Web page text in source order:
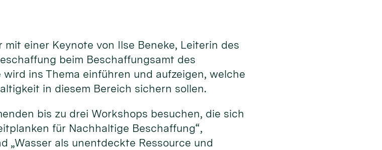
mit einer Keynote von Ilse Beneke, Leiterin des
beim Beschaffungsamt des
ins Thema einführen und aufzeigen, welche
in diesem Bereich sichern sollen.
bis zu drei Workshops besuchen, die sich
für Nachhaltige Beschaffung“,
„Wasser als unentdeckte Ressource und